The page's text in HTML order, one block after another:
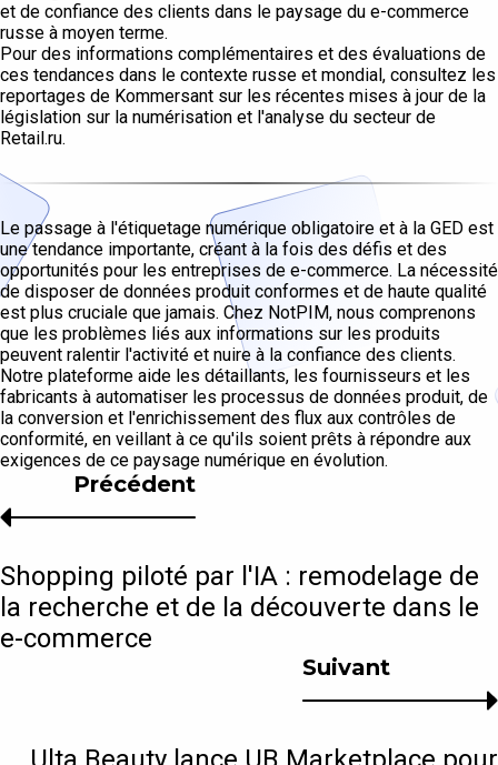
et de confiance des clients dans le paysage du e-commerce
russe à moyen terme.
Pour des informations complémentaires et des évaluations de
ces tendances dans le contexte russe et mondial, consultez les
reportages de Kommersant sur les récentes mises à jour de la
législation sur la numérisation et l'analyse du secteur de
Retail.ru.
Le passage à l'étiquetage numérique obligatoire et à la GED est
une tendance importante, créant à la fois des défis et des
opportunités pour les entreprises de e-commerce. La nécessité
de disposer de données produit conformes et de haute qualité
est plus cruciale que jamais. Chez NotPIM, nous comprenons
que les problèmes liés aux informations sur les produits
peuvent ralentir l'activité et nuire à la confiance des clients.
Notre plateforme aide les détaillants, les fournisseurs et les
fabricants à automatiser les processus de données produit, de
la conversion et l'enrichissement des flux aux contrôles de
conformité, en veillant à ce qu'ils soient prêts à répondre aux
exigences de ce paysage numérique en évolution.
Suivant
Précédent
Shopping piloté par l'IA : remodelage de
la recherche et de la découverte dans le
e-commerce